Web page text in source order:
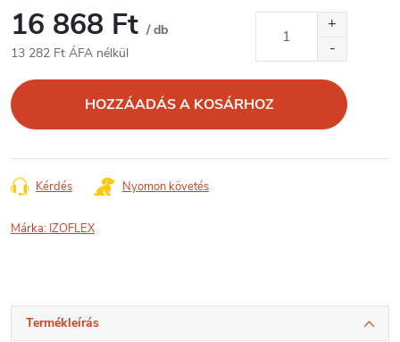
16 868 Ft / db
13 282 Ft ÁFA nélkül
HOZZÁADÁS A KOSÁRHOZ
Kérdés Nyomon követés
Márka: IZOFLEX
Termékleírás